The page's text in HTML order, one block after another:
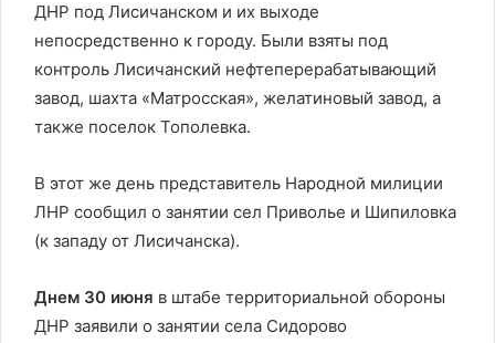
ДНР под Лисичанском и их выходе
непосредственно к городу. Были взяты под
контроль Лисичанский нефтеперерабатывающий
завод, шахта «Матросская», желатиновый завод, а
также поселок Тополевка.
В этот же день представитель Народной милиции
ЛНР сообщил о занятии сел Приволье и Шипиловка
(к западу от Лисичанска).
Днем 30 июня в штабе территориальной обороны
ДНР заявили о занятии села Сидорово